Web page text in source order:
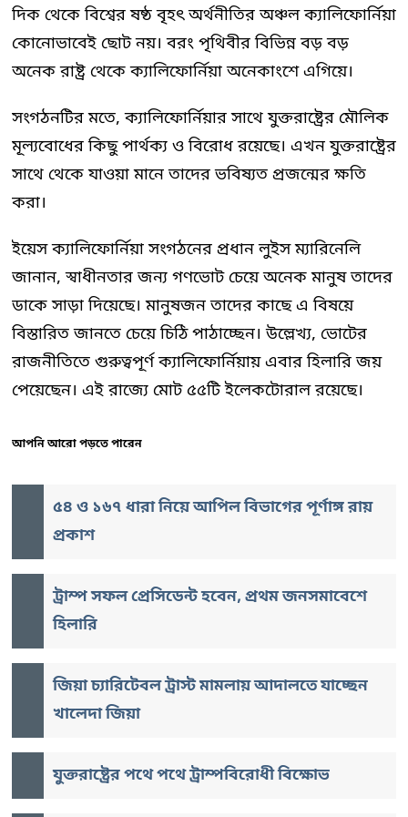
দিক থেকে বিশ্বের ষষ্ঠ বৃহৎ অর্থনীতির অঞ্চল ক্যালিফোর্নিয়া
কোনোভাবেই ছোট নয়। বরং পৃথিবীর বিভিন্ন বড় বড়
অনেক রাষ্ট্র থেকে ক্যালিফোর্নিয়া অনেকাংশে এগিয়ে।
সংগঠনটির মতে, ক্যালিফোর্নিয়ার সাথে যুক্তরাষ্ট্রের মৌলিক
মূল্যবোধের কিছু পার্থক্য ও বিরোধ রয়েছে। এখন যুক্তরাষ্ট্রের
সাথে থেকে যাওয়া মানে তাদের ভবিষ্যত প্রজন্মের ক্ষতি
করা।
ইয়েস ক্যালিফোর্নিয়া সংগঠনের প্রধান লুইস ম্যারিনেলি
জানান, স্বাধীনতার জন্য গণভোট চেয়ে অনেক মানুষ তাদের
ডাকে সাড়া দিয়েছে। মানুষজন তাদের কাছে এ বিষয়ে
বিস্তারিত জানতে চেয়ে চিঠি পাঠাচ্ছেন। উল্লেখ্য, ভোটের
রাজনীতিতে গুরুত্বপূর্ণ ক্যালিফোর্নিয়ায় এবার হিলারি জয়
পেয়েছেন। এই রাজ্যে মোট ৫৫টি ইলেকটোরাল রয়েছে।
আপনি আরো পড়তে পারেন
৫৪ ও ১৬৭ ধারা নিয়ে আপিল বিভাগের পূর্ণাঙ্গ রায়
প্রকাশ
ট্রাম্প সফল প্রেসিডেন্ট হবেন, প্রথম জনসমাবেশে
হিলারি
জিয়া চ্যারিটেবল ট্রাস্ট মামলায় আদালতে যাচ্ছেন
খালেদা জিয়া
যুক্তরাষ্ট্রের পথে পথে ট্রাম্পবিরোধী বিক্ষোভ